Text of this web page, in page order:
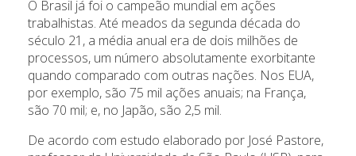
O Brasil já foi o campeão mundial em ações
trabalhistas. Até meados da segunda década do
século 21, a média anual era de dois milhões de
processos, um número absolutamente exorbitante
quando comparado com outras nações. Nos EUA,
por exemplo, são 75 mil ações anuais; na França,
são 70 mil; e, no Japão, são 2,5 mil.
De acordo com estudo elaborado por José Pastore,